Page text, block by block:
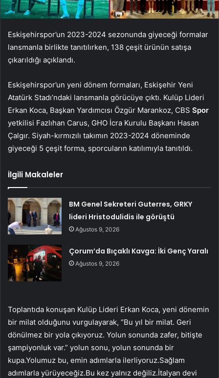
Eskişehirspor’un 2023-2024 sezonunda giyeceği formalar
lansmanla birlikte tanıtılırken, 138 çeşit ürünün satışa
çıkarıldığı açıklandı.
Eskişehirspor’un yeni dönem formaları, Eskişehir Yeni
Atatürk Stadı’ndaki lansmanla görücüye çıktı. Kulüp Lideri
Erkan Koca, Başkan Yardımcısı Özgür Marankoz, CBS Spor
yetkilisi Fazlıhan Carus, GHO İcra Kurulu Başkanı Hasan
Çalgır. Siyah-kırmızılı takımın 2023-2024 döneminde
giyeceği 5 çeşit forma, sporcuların katılımıyla tanıtıldı.
İlgili Makaleler
BM Genel Sekreteri Guterres, GRKY
lideri Hristodulidis ile görüştü
Ağustos 9, 2026
Çorum’da Bıçaklı Kavga: İki Genç Yaralı
Ağustos 9, 2026
Toplantıda konuşan Kulüp Lideri Erkan Koca, yeni dönemin
bir milat olduğunu vurgulayarak, “Bu yıl bir milat. Geri
dönülmez bir yola çıkıyoruz. Yolun sonunda zafer, bitişte
şampiyonluk var.” yolun sonu, yolun sonunda bir
kupa.Yolumuz bu, emin adımlarla ilerliyoruz.Sağlam
adımlarla yürüyeceğiz.Bu kez yalnız değiliz.İtalyan devi